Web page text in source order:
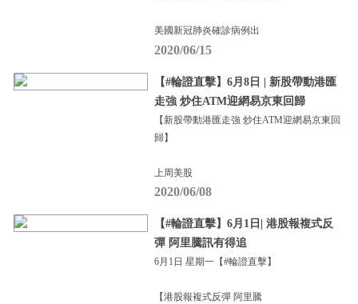
美國新冠肺炎確診病例出
2020/06/15
【#輪證直擊】6月8日 | 新股帶動港匯
走強 炒住ATM迎網易京東回歸
【新股帶動港匯走強 炒住ATM迎網易京東回
歸】
上周美股
2020/06/08
【#輪證直擊】6月1日| 港股報複式反
彈 阿里騰訊有得追
6月1日 星期一【#輪證直擊】
【港股報複式反彈 阿里騰